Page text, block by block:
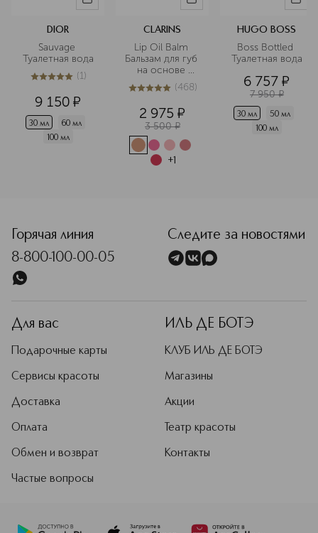
DIOR
Sauvage
Туалетная вода
5из 51 (1)
9 150 ¤
30 мл
60 мл
100 мл
CLARINS
Lip Oil Balm
Бальзам для губ
на основе
масел
4.9из5468 (468)
2 975 ¤
3 500 ¤
+1
HUGO BOSS
Boss Bottled
Туалетная вода
6 757 ¤
7 950 ¤
30 мл
50 мл
100 мл
Горячая линия
8-800-100-00-05
Следите за новостями
Для вас
Подарочные карты
Сервисы красоты
Доставка
Оплата
Обмен и возврат
Частые вопросы
ИЛЬ ДЕ БОТЭ
КЛУБ ИЛЬ ДЕ БОТЭ
Магазины
Акции
Театр красоты
Контакты